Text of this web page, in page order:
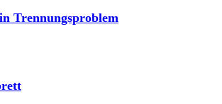
Trennungsproblem